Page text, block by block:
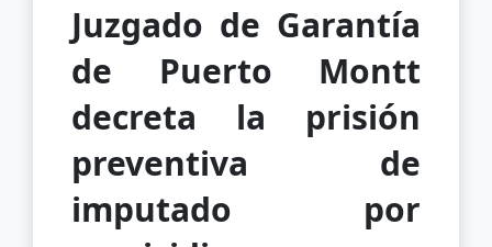
Juzgado de Garantía
de Puerto Montt
decreta la prisión
preventiva de
imputado por